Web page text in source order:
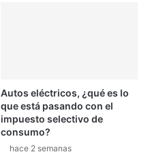
Autos eléctricos, ¿qué es lo
que está pasando con el
impuesto selectivo de
consumo?
hace 2 semanas